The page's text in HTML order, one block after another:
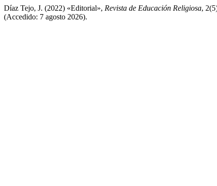
Díaz Tejo, J. (2022) «Editorial», Revista de Educación Religiosa,
(Accedido: 7 agosto 2026).